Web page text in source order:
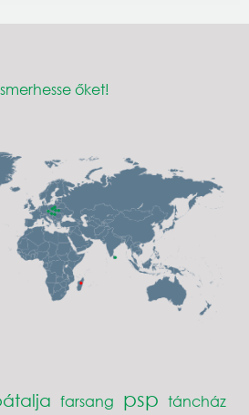
őket!
farsang psp táncház